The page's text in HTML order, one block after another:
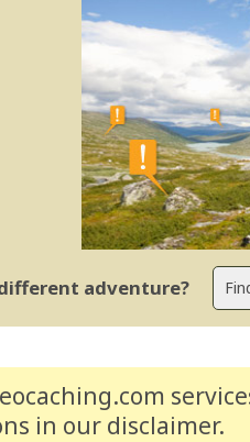
adventure?
in our disclaimer.